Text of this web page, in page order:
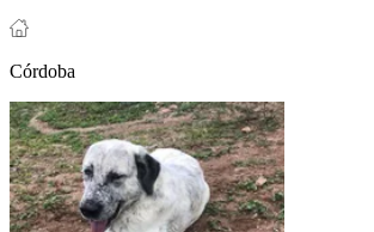
Córdoba